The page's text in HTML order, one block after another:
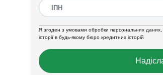
Я згоден з умовами обробки персональних даних,
історії в будь-якому бюро кредитних історій